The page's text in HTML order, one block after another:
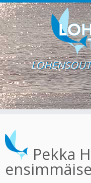
content
Pekka